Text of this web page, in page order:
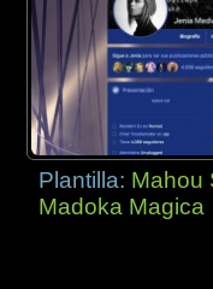
Plantilla: Mahou
Madoka Magica